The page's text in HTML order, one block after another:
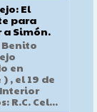
El
para
a Simón.
Benito
en
, el 19 de
Interior
R.C. Cel...